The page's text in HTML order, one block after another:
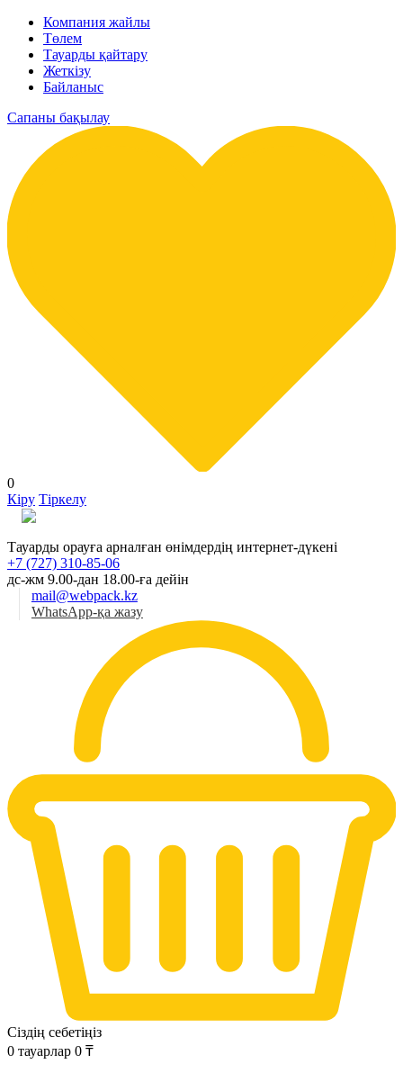
Компания жайлы
Төлем
Тауарды қайтару
Жеткізу
Байланыс
Сапаны бақылау
0
Кіру Тіркелу
Тауарды орауға арналған өнімдердің интернет-дүкені
+7 (727) 310-85-06
дс-жм 9.00-дан 18.00-ға дейін
mail@webpack.kz
WhatsApp-қа жазу
Сіздің себетіңіз
0 тауарлар 0 ₸